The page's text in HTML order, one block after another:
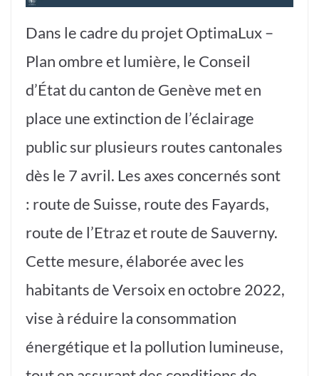
Dans le cadre du projet OptimaLux –
Plan ombre et lumière, le Conseil
d’État du canton de Genève met en
place une extinction de l’éclairage
public sur plusieurs routes cantonales
dès le 7 avril. Les axes concernés sont
: route de Suisse, route des Fayards,
route de l’Etraz et route de Sauverny.
Cette mesure, élaborée avec les
habitants de Versoix en octobre 2022,
vise à réduire la consommation
énergétique et la pollution lumineuse,